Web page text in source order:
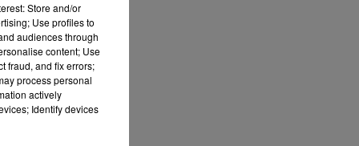
Store and/or
Use profiles to
audiences through
content; Use
fraud, and fix errors;
process personal
actively
Identify devices